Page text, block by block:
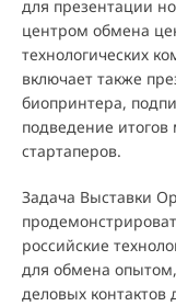
для презентации
центром обмена
технологических
включает также
биопринтера,
подведение
стартаперов.
Задача Выставки
российские
для обмена
деловых контактов